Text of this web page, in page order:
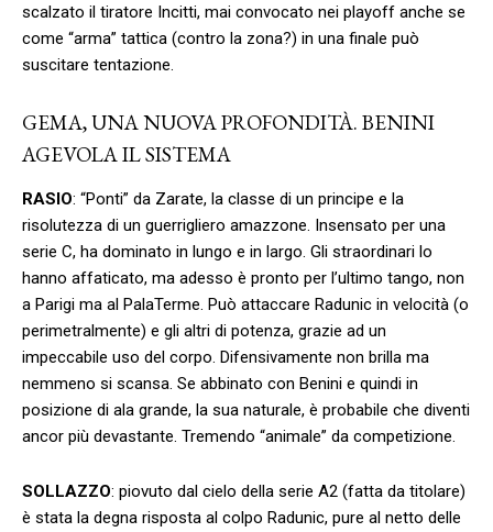
scalzato il tiratore Incitti, mai convocato nei playoff anche se
come “arma” tattica (contro la zona?) in una finale può
suscitare tentazione.
GEMA, UNA NUOVA PROFONDITÀ. BENINI
AGEVOLA IL SISTEMA
RASIO: “Ponti” da Zarate, la classe di un principe e la
risolutezza di un guerrigliero amazzone. Insensato per una
serie C, ha dominato in lungo e in largo. Gli straordinari lo
hanno affaticato, ma adesso è pronto per l’ultimo tango, non
a Parigi ma al PalaTerme. Può attaccare Radunic in velocità (o
perimetralmente) e gli altri di potenza, grazie ad un
impeccabile uso del corpo. Difensivamente non brilla ma
nemmeno si scansa. Se abbinato con Benini e quindi in
posizione di ala grande, la sua naturale, è probabile che diventi
ancor più devastante. Tremendo “animale” da competizione.
SOLLAZZO: piovuto dal cielo della serie A2 (fatta da titolare)
è stata la degna risposta al colpo Radunic, pure al netto delle